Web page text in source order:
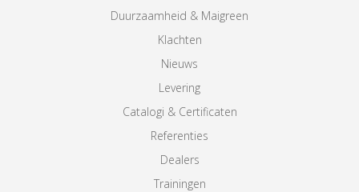
Duurzaamheid & Maigreen
Klachten
Nieuws
Levering
Catalogi & Certificaten
Referenties
Dealers
Trainingen